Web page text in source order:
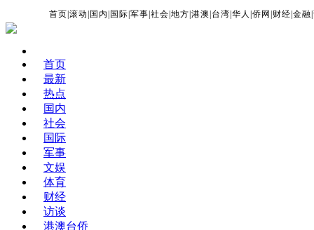
首页 |滚动 国内 国际 |军事 |社会 |地方 |港澳 台湾 |华人 |侨网 财经 |金融 |
首页
最新
热点
国内
社会
国际
军事
文娱
体育
财经
访谈
港澳台侨